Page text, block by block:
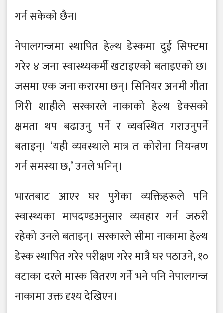
गर्न सकेको छैन।
नेपालगन्जमा स्थापित हेल्थ डेस्कमा दुई सिफ्टमा
गरेर ४ जना स्वास्थ्यकर्मी खटाइएको बताइएको छ।
जसमा एक जना करारमा छन्। सिनियर अनमी गीता
गिरी शाहीले सरकारले नाकाको हेल्थ डेक्सको
क्षमता थप बढाउनु पर्ने र व्यवस्थित गराउनुपर्ने
बताइन्। ‘यही व्यवस्थाले मात्र त कोरोना नियन्त्रण
गर्न समस्या छ,’ उनले भनिन्।
भारतबाट आएर घर पुगेका व्यक्तिहरूले पनि
स्वास्थ्यका मापदण्डअनुसार व्यवहार गर्न जरुरी
रहेको उनले बताइन्। सरकारले सीमा नाकामा हेल्थ
डेस्क स्थापित गरेर परीक्षण गरेर मात्रै घर पठाउने, १०
वटाका दरले मास्क वितरण गर्ने भने पनि नेपालगन्ज
नाकामा उक्त दृश्य देखिएन।